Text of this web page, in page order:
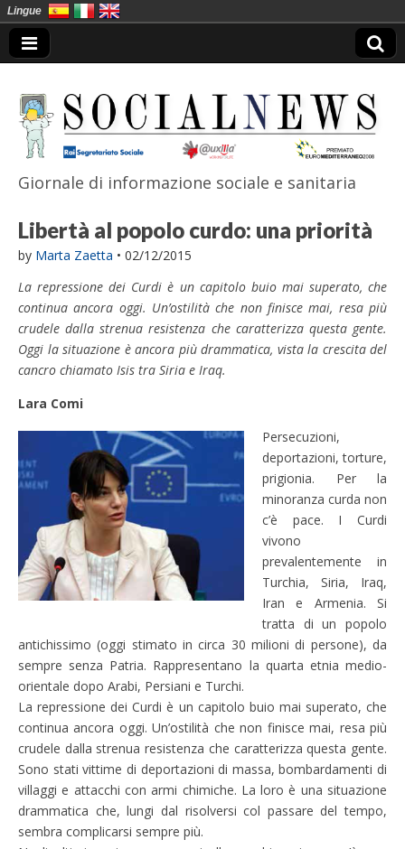
SocialNews
Giornale di informazione sociale e sanitaria
Libertà al popolo curdo: una priorità
by Marta Zaetta • 02/12/2015
La repressione dei Curdi è un capitolo buio mai superato, che
continua ancora oggi. Un’ostilità che non finisce mai, resa più
crudele dalla strenua resistenza che caratterizza questa gente.
Oggi la situazione è ancora più drammatica, vista la crescita del
cancro chiamato Isis tra Siria e Iraq.
Lara Comi
Persecuzioni,
deportazioni, torture,
prigionia. Per la
minoranza curda non
c’è pace. I Curdi
vivono
prevalentemente in
Turchia, Siria, Iraq,
Iran e Armenia. Si
tratta di un popolo
antichissimo (oggi stimato in circa 30 milioni di persone), da
sempre senza Patria. Rappresentano la quarta etnia medio-
orientale dopo Arabi, Persiani e Turchi.
La repressione dei Curdi è un capitolo buio mai superato, che
continua ancora oggi. Un’ostilità che non finisce mai, resa più
crudele dalla strenua resistenza che caratterizza questa gente.
Sono stati vittime di deportazioni di massa, bombardamenti di
villaggi e attacchi con armi chimiche. La loro è una situazione
drammatica che, lungi dal risolversi col passare del tempo,
sembra complicarsi sempre più.
Lingue